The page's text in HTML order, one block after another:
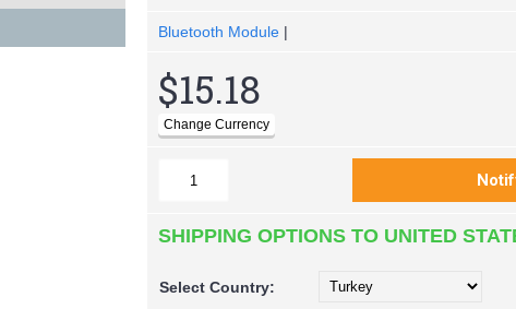
Bluetooth Module |
$15.18
SHIPPING OPTIONS TO UNITED
Select Country: